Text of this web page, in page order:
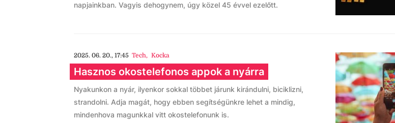
napjainkban. Vagyis dehogynem, úgy közel 45 évvel ezelőtt.
2025. 06. 20., 17:45 Tech, Kocka
Hasznos okostelefonos appok a nyárra
Nyakunkon a nyár, ilyenkor sokkal többet járunk kirándulni, biciklizni,
strandolni. Adja magát, hogy ebben segítségünkre lehet a mindig,
mindenhova magunkkal vitt okostelefonunk is.